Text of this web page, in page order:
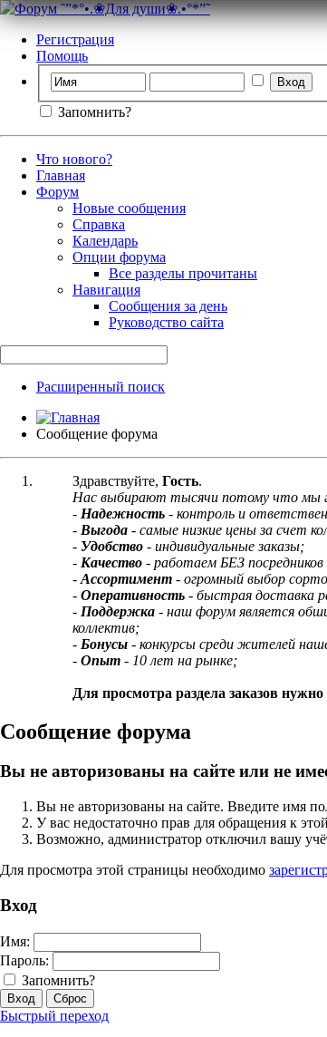
Регистрация
Помощь
Запомнить?
Что нового?
Главная
Форум
Новые сообщения
Справка
Календарь
Опции форума
Все разделы прочитаны
Навигация
Сообщения за день
Руководство сайта
Расширенный поиск
Сообщение форума
Здравствуйте, Гость.
Нас выбирают тысячи потому что мы
- Надежность - контроль и
- Выгода - самые низкие цены за счет
- Удобство - индивидуальные заказы;
- Качество - работаем БЕЗ
- Ассортимент - огромный выбор
- Оперативность - быстрая доставка
- Поддержка - наш форум является
коллектив;
- Бонусы - конкурсы среди жителей
- Опыт - 10 лет на рынке;
Для просмотра раздела заказов нужно
Сообщение форума
Вы не авторизованы на сайте или не
Вы не авторизованы на сайте. Введите имя
У вас недостаточно прав для обращения к
Возможно, администратор отключил вашу
Для просмотра этой страницы необходимо
Вход
Имя:
Пароль:
Запомнить?
Быстрый переход